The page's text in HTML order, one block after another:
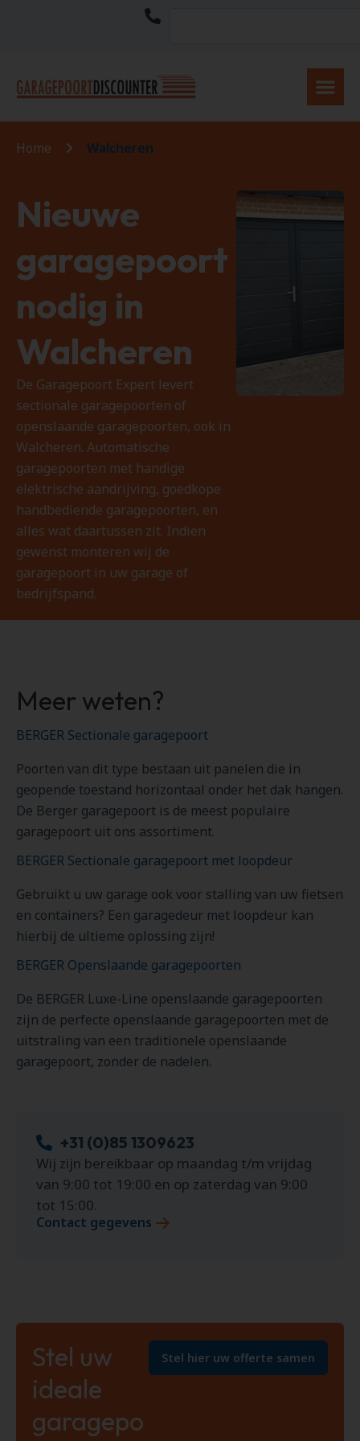
Home Walcheren
Nieuwe
garagepoort
nodig in
Walcheren
De Garagepoort Expert levert
sectionale garagepoorten of
openslaande garagepoorten, ook in
Walcheren. Automatische
garagepoorten met handige
elektrische aandrijving, goedkope
handbediende garagepoorten, en
alles wat daartussen zit. Indien
gewenst monteren wij de
garagepoort in uw garage of
bedrijfspand.
Meer weten?
BERGER Sectionale garagepoort
Poorten van dit type bestaan uit panelen die in
geopende toestand horizontaal onder het dak hangen.
De Berger garagepoort is de meest populaire
garagepoort uit ons assortiment.
BERGER Sectionale garagepoort met loopdeur
Gebruikt u uw garage ook voor stalling van uw fietsen
en containers? Een garagedeur met loopdeur kan
hierbij de ultieme oplossing zijn!
BERGER Openslaande garagepoorten
De BERGER Luxe-Line openslaande garagepoorten
zijn de perfecte openslaande garagepoorten met de
uitstraling van een traditionele openslaande
garagepoort, zonder de nadelen.
+31 (0)85 1309623
Wij zijn bereikbaar op maandag t/m vrijdag
van 9:00 tot 19:00 en op zaterdag van 9:00
tot 15:00.
Contact gegevens
Stel uw
ideale
garagepo
Stel hier uw offerte samen